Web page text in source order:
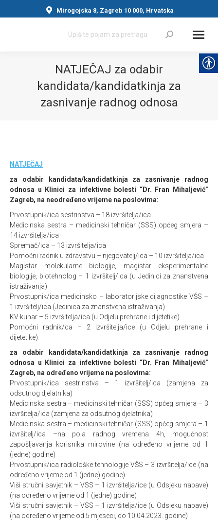
Mirogojska 8, Zagreb 10 000, Hrvatska
Search:
NATJEČAJ za odabir
kandidata/kandidatkinja za
zasnivanje radnog odnosa
NATJEČAJ
za odabir kandidata/kandidatkinja za zasnivanje radnog
odnosa u Klinici za infektivne bolesti “Dr. Fran Mihaljević”
Zagreb, na neodređeno vrijeme na poslovima:
Prvostupnik/ica sestrinstva – 18 izvršitelja/ica
Medicinska sestra – medicinski tehničar (SSS) općeg smjera –
14 izvršitelja/ica
Spremač/ica – 13 izvršitelja/ica
Pomoćni radnik u zdravstvu – njegovatelj/ica – 10 izvršitelja/ica
Magistar molekularne biologije, magistar eksperimentalne
biologije, biotehnolog – 1 izvršitelj/ica (u Jedinici za znanstvena
istraživanja)
Prvostupnik/ica medicinsko – laboratorijske dijagnostike VŠS –
1 izvršitelj/ica (Jedinica za znanstvena istraživanja)
KV kuhar – 5 izvršitelja/ica (u Odjelu prehrane i dijetetike)
Pomoćni radnik/ca – 2 izvršitelja/ice (u Odjelu prehrane i
dijetetike)
za odabir kandidata/kandidatkinja za zasnivanje radnog
odnosa u Klinici za infektivne bolesti “Dr. Fran Mihaljević”
Zagreb, na određeno vrijeme na poslovima:
Prvostupnik/ica sestrinstva – 1 izvršitelj/ica (zamjena za
odsutnog djelatnika)
Medicinska sestra – medicinski tehničar (SSS) općeg smjera – 3
izvršitelja/ica (zamjena za odsutnog djelatnika)
Medicinska sestra – medicinski tehničar (SSS) općeg smjera – 1
izvršitelj/ica –na pola radnog vremena 4h, mogućnost
zapošljavanja korisnika mirovine (na određeno vrijeme od 1
(jedne) godine)
Prvostupnik/ica radiološke tehnologije VŠS – 3 izvršitelja/ice (na
određeno vrijeme od 1 (jedne) godine)
Viši stručni savjetnik – VSS – 1 izvršitelja/ice (u Odsjeku nabave)
(na određeno vrijeme od 1 (jedne) godine)
Viši stručni savjetnik – VSS – 1 izvršitelja/ice (u Odsjeku nabave)
(na određeno vrijeme od 5 mjeseci, do 10.04.2023. godine)